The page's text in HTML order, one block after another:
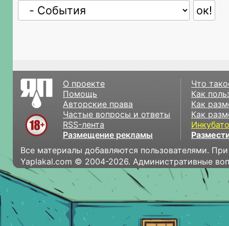
О проекте
Помощь
Авторские права
Частые вопросы и ответы
RSS-лента
Размещение рекламы
Что
Как
Как
Как
Все материалы добавляются пользователями.
Yaplakal.com © 2004-2026. Административные